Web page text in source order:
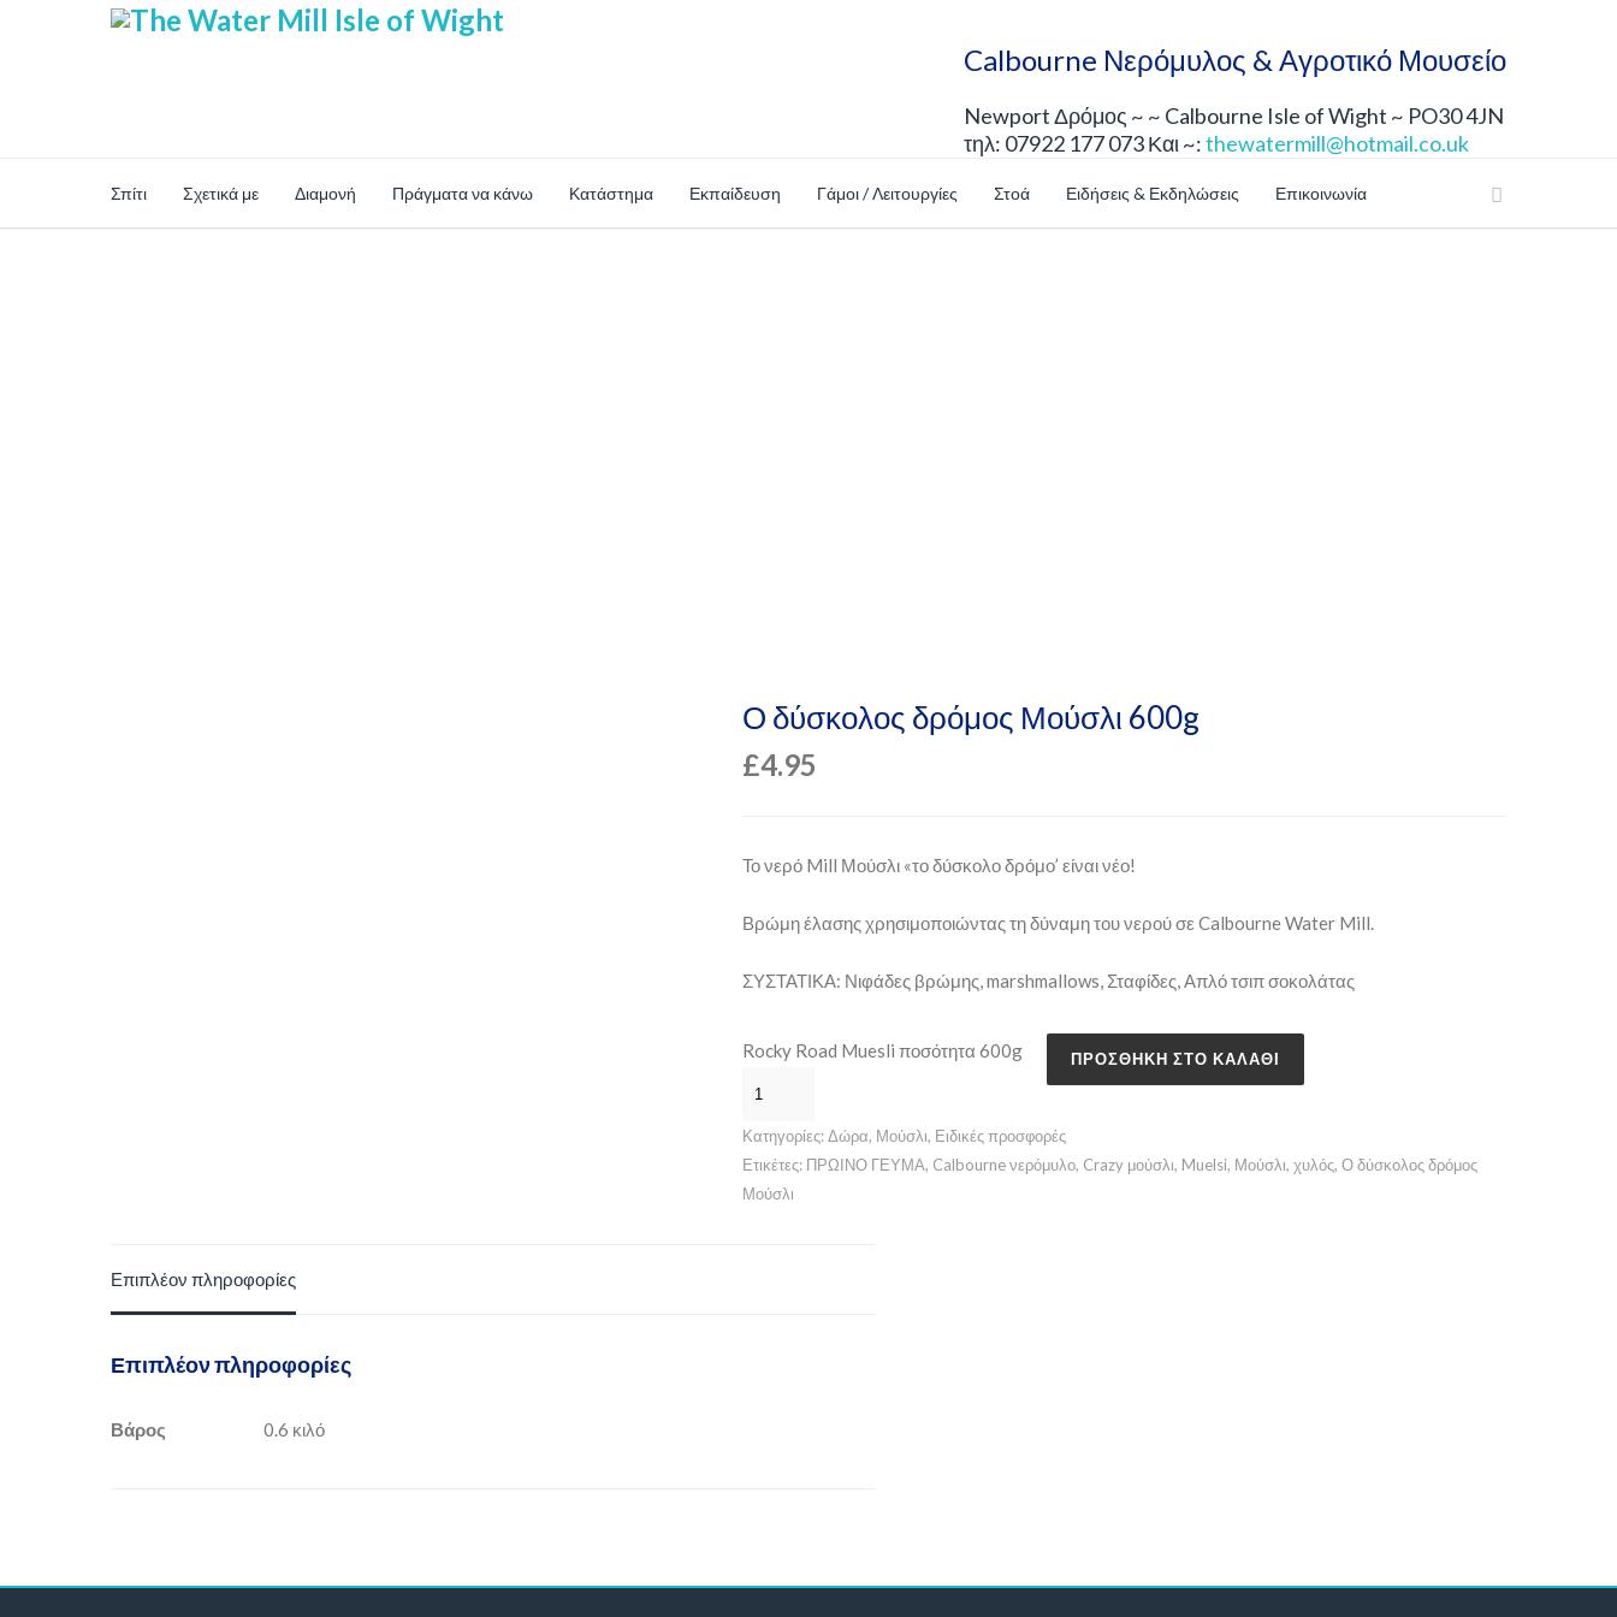
Calbourne Νερόμυλος & Αγροτικό Μουσείο
Newport Δρόμος ~ ~ Calbourne Isle of Wight ~ PO30 4JN
τηλ: 07922 177 073 Και ~:thewatermill@hotmail.co.uk
Σπίτι Σχετικά με Διαμονή Πράγματα να κάνω Κατάστημα Εκπαίδευση Γάμοι / Λειτουργίες Στοά Ειδήσεις & Εκδηλώσεις Επικοινωνία
Ο δύσκολος δρόμος Μούσλι 600g
£4.95
Το νερό Mill Μούσλι «το δύσκολο δρόμο’ είναι νέο!
Βρώμη έλασης χρησιμοποιώντας τη δύναμη του νερού σε Calbourne Water Mill.
ΣΥΣΤΑΤΙΚΑ: Νιφάδες βρώμης, marshmallows, Σταφίδες, Απλό τσιπ σοκολάτας
Rocky Road Muesli ποσότητα 600g ΠΡΟΣΘΉΚΗ ΣΤΟ ΚΑΛΆΘΙ
Κατηγορίες:Δώρα, Μούσλι, Ειδικές προσφορές
Ετικέτες: ΠΡΩΙΝΟ ΓΕΥΜΑ, Calbourne νερόμυλο, Crazy μούσλι, Muelsi, Μούσλι, χυλός, Ο δύσκολος δρόμος
Μούσλι
Επιπλέον πληροφορίες
Επιπλέον πληροφορίες
Βάρος 0.6 κιλό